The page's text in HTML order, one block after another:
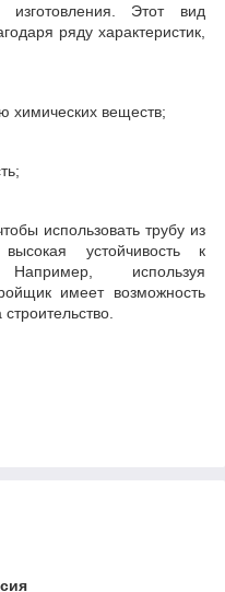
Этот вид
ряду характеристик,
химических веществ;
использовать трубу из
устойчивость к
используя
имеет возможность